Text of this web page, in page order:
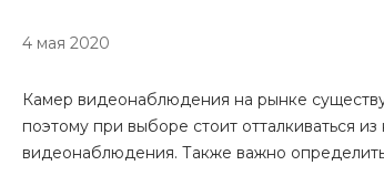
4 мая 2020
Камер видеонаблюдения на рынке
поэтому при выборе стоит отталкиваться
видеонаблюдения. Также важно